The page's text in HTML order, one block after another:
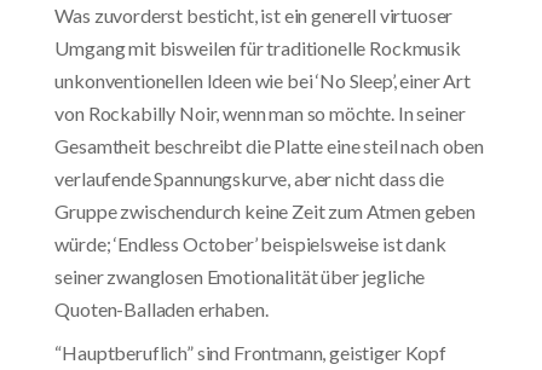
Was zuvorderst besticht, ist ein generell virtuoser
Umgang mit bisweilen für traditionelle Rockmusik
unkonventionellen Ideen wie bei ‘No Sleep’, einer Art
von Rockabilly Noir, wenn man so möchte. In seiner
Gesamtheit beschreibt die Platte eine steil nach oben
verlaufende Spannungskurve, aber nicht dass die
Gruppe zwischendurch keine Zeit zum Atmen geben
würde; ‘Endless October’ beispielsweise ist dank
seiner zwanglosen Emotionalität über jegliche
Quoten-Balladen erhaben.
“Hauptberuflich” sind Frontmann, geistiger Kopf